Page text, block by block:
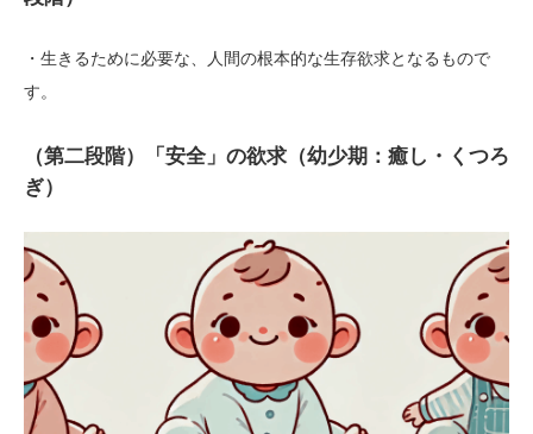
・生きるために必要な、人間の根本的な生存欲求となるもので
す。
（第二段階）「安全」の欲求（幼少期：癒し・くつろ
ぎ）